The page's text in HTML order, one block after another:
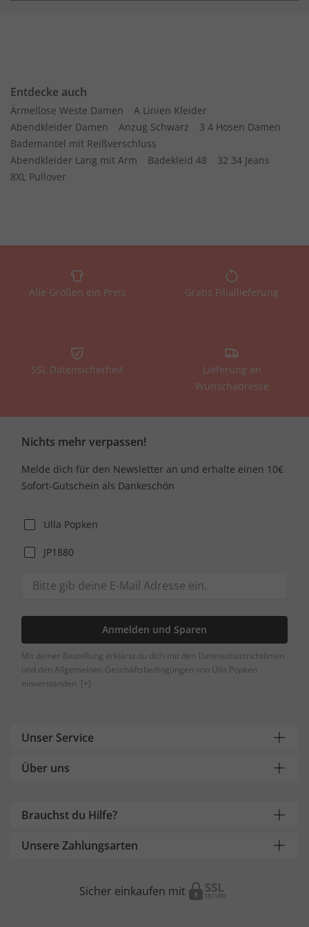
Entdecke auch
Ärmellose Weste Damen
A Linien Kleider
Abendkleider Damen
Anzug Schwarz
3 4 Hosen Damen
Bademantel mit Reißverschluss
Abendkleider Lang mit Arm
Badekleid 48
32 34 Jeans
8XL Pullover
Alle Größen ein Preis Gratis Filiallieferung
SSL Datensicherheit
Lieferung an
Wunschadresse
Nichts mehr verpassen!
Melde dich für den Newsletter an und erhalte einen 10€
Sofort-Gutschein als Dankeschön
Ulla Popken
JP1880
Anmelden und Sparen
Mit deiner Bestellung erklärst du dich mit den Datenschutzrichtlinien
und den Allgemeinen Geschäftsbedingungen von Ulla Popken
einverstanden. [+]
Unser Service
Über uns
Brauchst du Hilfe?
Unsere Zahlungsarten
Sicher einkaufen mit